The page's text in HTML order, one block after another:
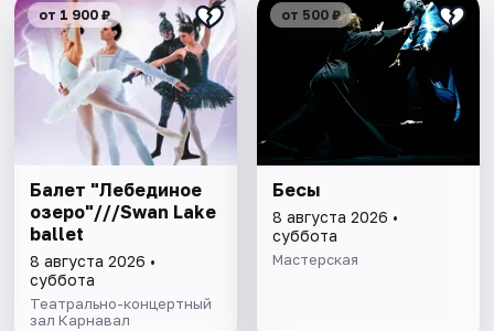
от 1 900 ₽
Балет "Лебединое
озеро"///Swan Lake
ballet
8 августа 2026 •
суббота
Театрально-концертный
зал Карнавал
от 500 ₽
Бесы
8 августа 2026 •
суббота
Мастерская